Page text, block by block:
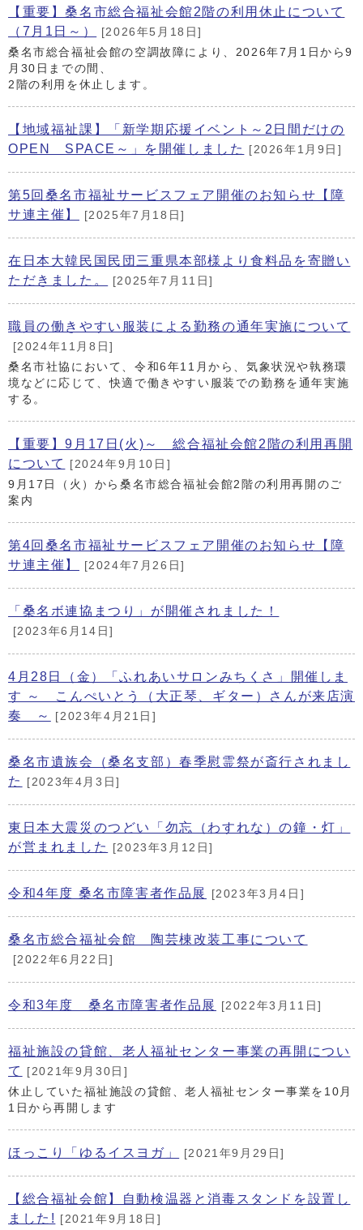
【重要】桑名市総合福祉会館2階の利用休止について
（7月1日～）
[2026年5月18日]
桑名市総合福祉会館の空調故障により、2026年7月1日から9
月30日までの間、
2階の利用を休止します。
【地域福祉課】「新学期応援イベント～2日間だけの
OPEN SPACE～」を開催しました
[2026年1月9日]
第5回桑名市福祉サービスフェア開催のお知らせ【障
サ連主催】
[2025年7月18日]
在日本大韓民国民団三重県本部様より食料品を寄贈い
ただきました。
[2025年7月11日]
職員の働きやすい服装による勤務の通年実施について
[2024年11月8日]
桑名市社協において、令和6年11月から、気象状況や執務環
境などに応じて、快適で働きやすい服装での勤務を通年実施
する。
【重要】9月17日(火)～ 総合福祉会館2階の利用再開
について
[2024年9月10日]
9月17日（火）から桑名市総合福祉会館2階の利用再開のご
案内
第4回桑名市福祉サービスフェア開催のお知らせ【障
サ連主催】
[2024年7月26日]
「桑名ボ連協まつり」が開催されました！
[2023年6月14日]
4月28日（金）「ふれあいサロンみちくさ」開催しま
す ～ こんぺいとう（大正琴、ギター）さんが来店演
奏 ～
[2023年4月21日]
桑名市遺族会（桑名支部）春季慰霊祭が斎行されまし
た
[2023年4月3日]
東日本大震災のつどい「勿忘（わすれな）の鐘・灯」
が営まれました
[2023年3月12日]
令和4年度 桑名市障害者作品展 [2023年3月4日]
桑名市総合福祉会館 陶芸棟改装工事について
[2022年6月22日]
令和3年度 桑名市障害者作品展 [2022年3月11日]
福祉施設の貸館、老人福祉センター事業の再開につい
て
[2021年9月30日]
休止していた福祉施設の貸館、老人福祉センター事業を10月
1日から再開します
ほっこり「ゆるイスヨガ」 [2021年9月29日]
【総合福祉会館】自動検温器と消毒スタンドを設置し
ました!
[2021年9月18日]